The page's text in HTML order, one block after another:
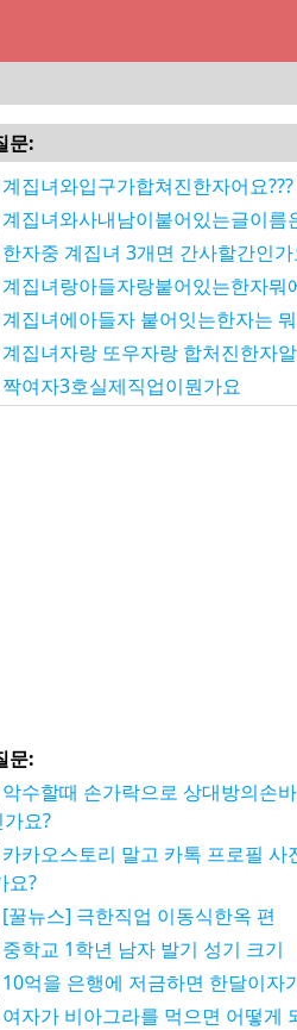
문:
계집녀와입구가합쳐진한자어요???
계집녀와사내남이붙어있는글이름
한자중 계집녀 3개면 간사할간인
계집녀랑아들자랑붙어있는한자뭐
계집녀에아들자 붙어잇는한자는
계집녀자랑 또우자랑 합처진한자
짝여자3호실제직업이뭔가요
문:
악수할때 손가락으로 상대방의손
요?
카카오스토리 말고 카톡 프로필 사
요?
[꿀뉴스] 극한직업 이동식한옥 편
중학교 1학년 남자 발기 성기 크기
10억을 은행에 저금하면 한달이자
여자가 비아그라를 먹으면 어떻게